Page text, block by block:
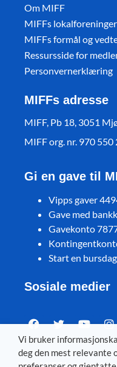
Om MIFF
MIFFs lokalforeninger
MIFFs formål og
Ressursside for
Personvernerklæring
MIFFs adresse
MIFF, Pb 18, 3051
MIFF org. nr. 970 550
Gi en gave til
Vipps gaver
Gave med
Gavekonto
Start en
Sosiale medier
Vi bruker
deg den mest relevante